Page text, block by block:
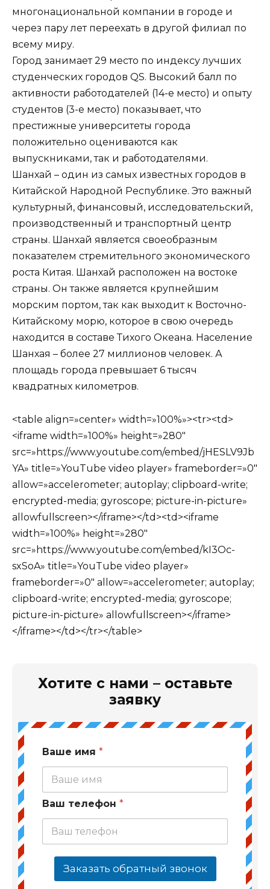
многонациональной компании в городе и
через пару лет переехать в другой филиал по
всему миру.
Город занимает 29 место по индексу лучших
студенческих городов QS. Высокий балл по
активности работодателей (14-е место) и опыту
студентов (3-е место) показывает, что
престижные университеты города
положительно оцениваются как
выпускниками, так и работодателями.
Шанхай – один из самых известных городов в
Китайской Народной Республике. Это важный
культурный, финансовый, исследовательский,
производственный и транспортный центр
страны. Шанхай является своеобразным
показателем стремительного экономического
роста Китая. Шанхай расположен на востоке
страны. Он также является крупнейшим
морским портом, так как выходит к Восточно-
Китайскому морю, которое в свою очередь
находится в составе Тихого Океана. Население
Шанхая – более 27 миллионов человек. А
площадь города превышает 6 тысяч
квадратных километров.
<table align=»center» width=»100%»><tr><td>
<iframe width=»100%» height=»280″
src=»https://www.youtube.com/embed/jHESLV9Jb
YA» title=»YouTube video player» frameborder=»0″
allow=»accelerometer; autoplay; clipboard-write;
encrypted-media; gyroscope; picture-in-picture»
allowfullscreen></iframe></td><td><iframe
width=»100%» height=»280″
src=»https://www.youtube.com/embed/kI3Oc-
sxSoA» title=»YouTube video player»
frameborder=»0″ allow=»accelerometer; autoplay;
clipboard-write; encrypted-media; gyroscope;
picture-in-picture» allowfullscreen></iframe>
</iframe></td></tr></table>
Хотите с нами – оставьте
заявку
Ваше имя *
Ваш телефон *
Заказать обратный звонок